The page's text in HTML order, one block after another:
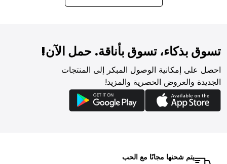
تسوق بذكاء، تسوق بأناقة. حمل الآن!
احصل على إمكانية الوصول المبكر إلى المنتجات
الجديدة والعروض الحصرية والمزيد!
يتم شحنها مجانًا مع الحب